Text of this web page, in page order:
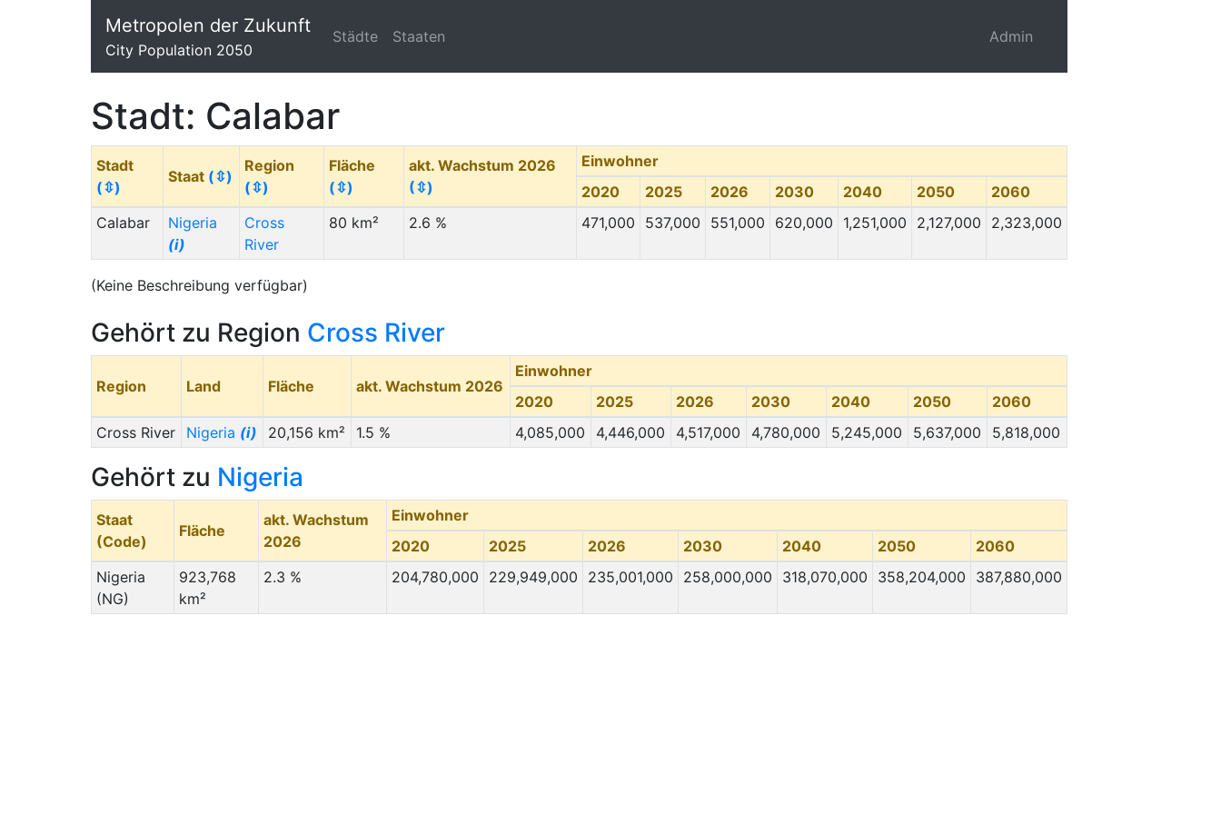
Metropolen der Zukunft
City Population 2050
Städte Staaten Admin
Stadt: Calabar
Stadt
(⇳)
Staat (⇳)
Region
(⇳)
Fläche
(⇳)
akt. Wachstum 2026
(⇳)
Einwohner
2020
2025 2026 2030 2040 2050
2060
Calabar
Nigeria
(i)
Cross
River
80 km² 2.6 % 471,000 537,000 551,000 620,000 1,251,000 2,127,000 2,323,000
(Keine Beschreibung verfügbar)
Gehört zu Region Cross River
Region Land Fläche akt. Wachstum 2026
Einwohner
2020
2025 2026 2030 2040 2050
2060
Cross River
Nigeria (i) 20,156 km² 1.5 % 4,085,000 4,446,000 4,517,000 4,780,000 5,245,000 5,637,000 5,818,000
Gehört zu Nigeria
Staat
(Code)
Fläche
akt. Wachstum
2026
Einwohner
2020
2025 2026 2030 2040 2050
2060
Nigeria
(NG)
923,768
km²
2.3 % 204,780,000 229,949,000 235,001,000 258,000,000 318,070,000 358,204,000 387,880,000